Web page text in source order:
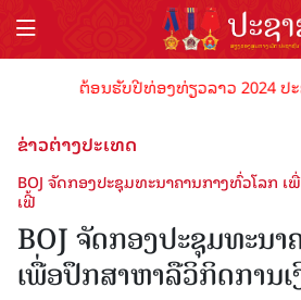
ຕ້ອນຮັບປີທ່ອງທ່ຽວລາວ 2024 ປະ
ຂ່າວຕ່າງປະເທດ
BOJ ຈັດກອງປະຊຸມທະນາຄານກາງທົ່ວໂລກ
ເຟີ້
BOJ ຈັດກອງປະຊຸມທະນ
ເພື່ອປຶກສາຫາລືວິກິດການເ